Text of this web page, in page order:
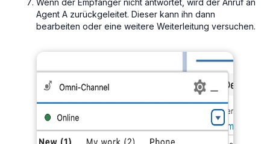
Agent A zurückgeleitet. Dieser kann ihn dann
bearbeiten oder eine weitere Weiterleitung versuchen.